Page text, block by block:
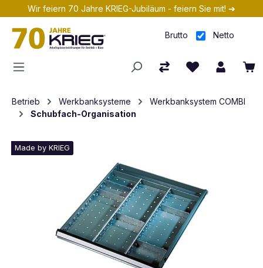
Zum Hauptinhalt springen
Wir feiern 70 Jahre KRIEG-Jubiläum - feiern Sie mit! ➔
Brutto Netto
Betrieb Werkbanksysteme
Werkbanksystem COMBI
Schubfach-Organisation
Made by KRIEG